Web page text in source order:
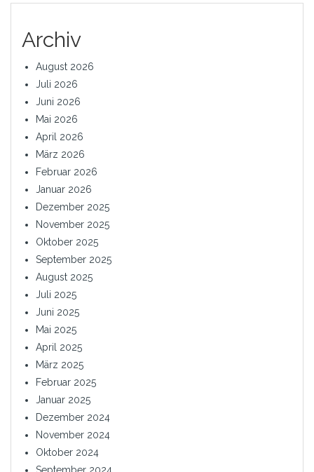
Archiv
August 2026
Juli 2026
Juni 2026
Mai 2026
April 2026
März 2026
Februar 2026
Januar 2026
Dezember 2025
November 2025
Oktober 2025
September 2025
August 2025
Juli 2025
Juni 2025
Mai 2025
April 2025
März 2025
Februar 2025
Januar 2025
Dezember 2024
November 2024
Oktober 2024